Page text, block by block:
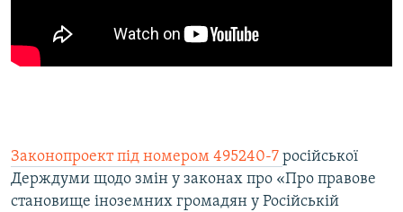
Законопроект під номером 495240-7 російської
Держдуми щодо змін у законах про «Про правове
становище іноземних громадян у Російській